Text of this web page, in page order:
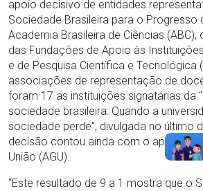
apoio decisivo de entidades
Sociedade Brasileira para o Progresso
Academia Brasileira de Ciências (ABC),
das Fundações de Apoio às
e de Pesquisa Científica e Tecnológica
associações de representação de
foram 17 as instituições signatárias da
sociedade brasileira: Quando a
sociedade perde”, divulgada no último
decisão contou ainda com o apoio da
União (AGU).
“Este resultado de 9 a 1 mostra que o